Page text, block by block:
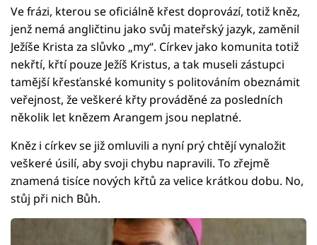
Ve frázi, kterou se oficiálně křest doprovází, totiž kněz,
jenž nemá angličtinu jako svůj mateřský jazyk, zaměnil
Ježíše Krista za slůvko „my“. Církev jako komunita totiž
nekřtí, křtí pouze Ježíš Kristus, a tak museli zástupci
tamější křesťanské komunity s politováním obeznámit
veřejnost, že veškeré křty prováděné za posledních
několik let knězem Arangem jsou neplatné.
Kněz i církev se již omluvili a nyní prý chtějí vynaložit
veškeré úsilí, aby svoji chybu napravili. To zřejmě
znamená tisíce nových křtů za velice krátkou dobu. No,
stůj při nich Bůh.